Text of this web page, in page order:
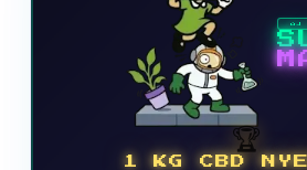
ÚJ
🏆
1 KG CBD